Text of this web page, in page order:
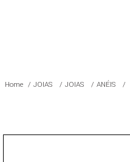
JOIAS JOIAS ANÉIS